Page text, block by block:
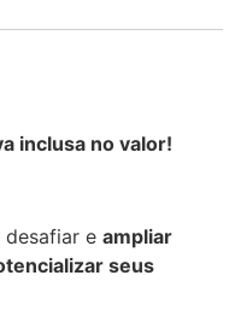
inclusa no valor!
desafiar e ampliar
seus